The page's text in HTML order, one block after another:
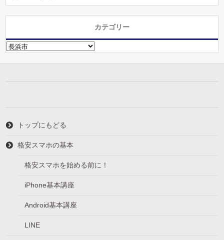
カテゴリー
カ
トップにもどる
格安スマホの基本
格安スマホを始める前に！
iPhone基本講座
Android基本講座
LINE